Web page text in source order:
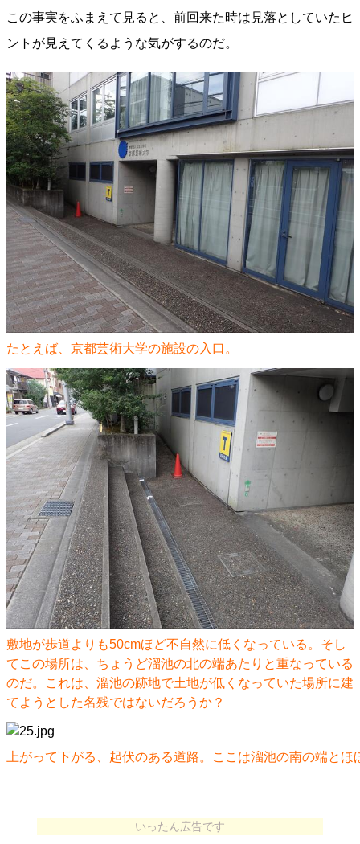
この事実をふまえて見ると、前回来た時は見落としていたヒ
ントが見えてくるような気がするのだ。
たとえば、京都芸術大学の施設の入口。
敷地が歩道よりも50cmほど不自然に低くなっている。そし
てこの場所は、ちょうど溜池の北の端あたりと重なっている
のだ。これは、溜池の跡地で土地が低くなっていた場所に建
てようとした名残ではないだろうか？
上がって下がる、起伏のある道路。ここは溜池の南の端とほ
いったん広告です